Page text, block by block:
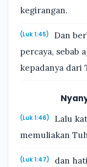
kegirangan.
(Luk 1:45)
Dan
percaya, sebab
kepadanya dari
(Luk 1:46)
Lalu
memuliakan
(Luk 1:47)
dan